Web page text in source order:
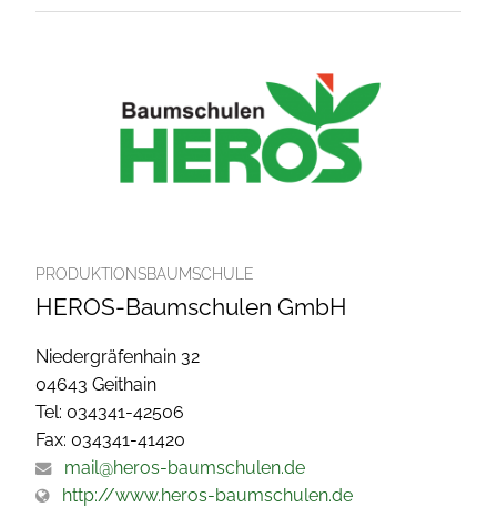
PRODUKTIONSBAUMSCHULE
HEROS-Baumschulen GmbH
Niedergräfenhain 32
04643 Geithain
Tel: 034341-42506
Fax: 034341-41420
mail@heros-baumschulen.de
http://www.heros-baumschulen.de